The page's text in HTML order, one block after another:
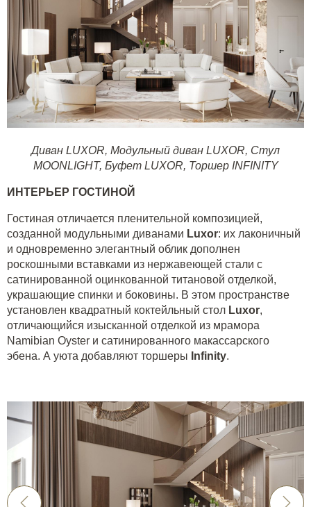
Диван LUXOR, Модульный диван LUXOR, Стул
MOONLIGHT, Буфет LUXOR, Торшер INFINITY
ИНТЕРЬЕР ГОСТИНОЙ
Гостиная отличается пленительной композицией,
созданной модульными диванами Luxor: их лаконичный
и одновременно элегантный облик дополнен
роскошными вставками из нержавеющей стали с
сатинированной оцинкованной титановой отделкой,
украшающие спинки и боковины. В этом пространстве
установлен квадратный коктейльный стол Luxor,
отличающийся изысканной отделкой из мрамора
Namibian Oyster и сатинированного макассарского
эбена. А уюта добавляют торшеры Infinity.